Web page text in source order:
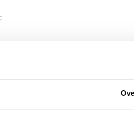
aan en bekijk het zelf. Wil je